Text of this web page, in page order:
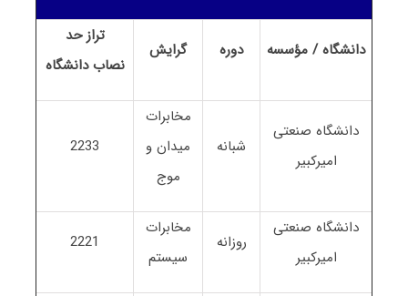
دانشگاه / مؤسسه دوره گرایش
تراز حد
نصاب دانشگاه
دانشگاه صنعتی
امیرکبیر
شبانه
مخابرات
میدان و
موج
2233
دانشگاه صنعتی
امیرکبیر
روزانه
مخابرات
سیستم
2221